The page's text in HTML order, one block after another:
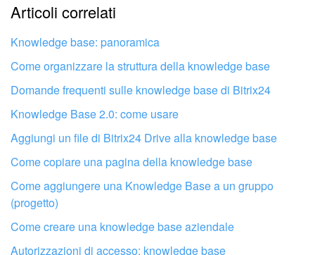
Troppo breve, ho bisogno di maggiori informazioni.
Non mi soddisfa come funziona questo strumento
Articoli correlati
Knowledge base: panoramica
Come organizzare la struttura della knowledge base
Domande frequenti sulle knowledge base di Bitrix24
Knowledge Base 2.0: come usare
Aggiungi un file di Bitrix24 Drive alla knowledge base
Come copiare una pagina della knowledge base
Come aggiungere una Knowledge Base a un gruppo
(progetto)
Come creare una knowledge base aziendale
Autorizzazioni di accesso: knowledge base